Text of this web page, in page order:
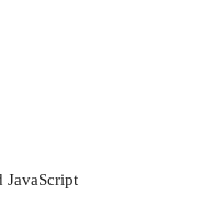
JavaScript